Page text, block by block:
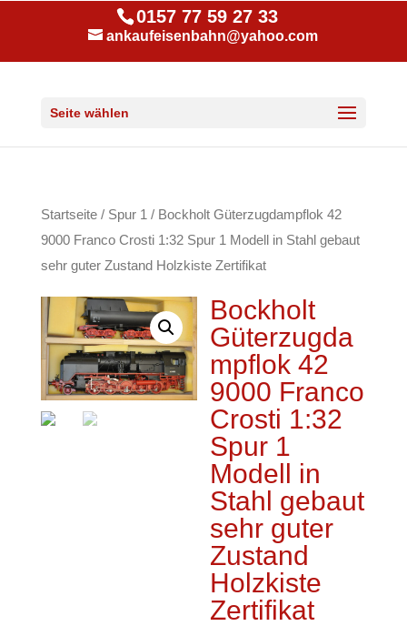
0157 77 59 27 33
ankaufeisenbahn@yahoo.com
Seite wählen
Startseite/ Spur 1 / Bockholt Güterzugdampflok 42
9000 Franco Crosti 1:32 Spur 1 Modell in Stahl gebaut
sehr guter Zustand Holzkiste Zertifikat
Bockholt
Güterzugda
mpflok 42
9000 Franco
Crosti 1:32
Spur 1
Modell in
Stahl gebaut
sehr guter
Zustand
Holzkiste
Zertifikat